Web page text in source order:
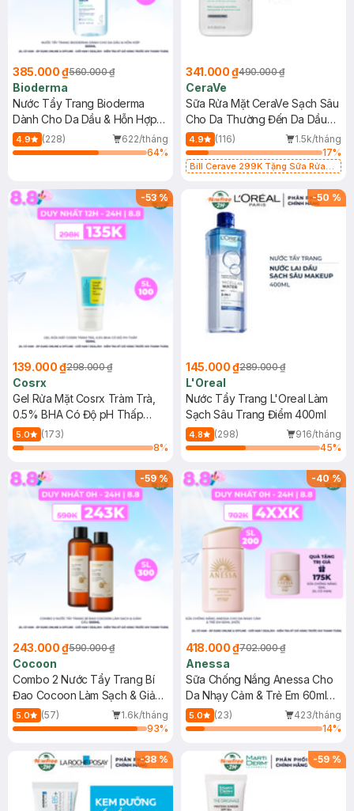
385.000 ₫560.000 ₫
Bioderma
Nước Tẩy Trang Bioderma
Dành Cho Da Dầu & Hỗn Hợp
500ml
4.9 (228)
622/tháng
64%
341.000 ₫490.000 ₫
CeraVe
Sữa Rửa Mặt CeraVe Sạch Sâu
Cho Da Thường Đến Da Dầu
473ml
4.9 (116)
1.5k/tháng
17%
Bill Cerave 299K Tặng Sữa Rửa
-53%
139.000 ₫298.000 ₫
Cosrx
Gel Rửa Mặt Cosrx Tràm Trà,
0.5% BHA Có Độ pH Thấp
150ml
5.0
(173)
8%
-50 %
145.000 ₫289.000 ₫
L'Oreal
Nước Tẩy Trang L'Oreal Làm
Sạch Sâu Trang Điểm 400ml
4.8 (298)
916/tháng
45%
-59%
243.000 ₫590.000 ₫
Cocoon
Combo 2 Nước Tẩy Trang Bí
Đao Cocoon Làm Sạch & Giảm
Dầu 500ml
5.0 (57)
1.6k/tháng
93%
-40%
418.000 ₫702.000 ₫
Anessa
Sữa Chống Nắng Anessa Cho
Da Nhạy Cảm & Trẻ Em 60ml
(Mới)
5.0 (23)
423/tháng
14%
-38 % -59 %